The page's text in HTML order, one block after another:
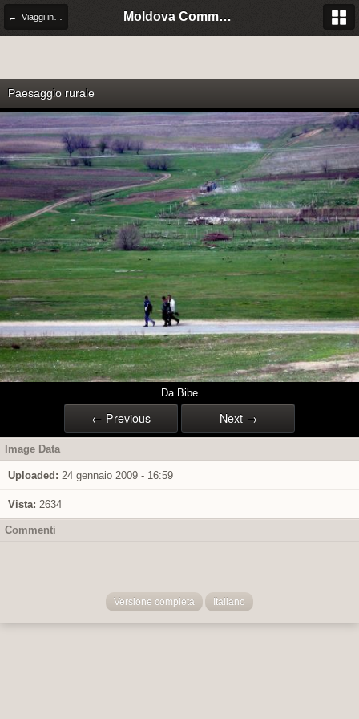
Moldova Community Italia
Paesaggio rurale
Da Bibe
← Previous Next →
Image Data
Uploaded: 24 gennaio 2009 - 16:59
Vista: 2634
Commenti
Versione completa Italiano